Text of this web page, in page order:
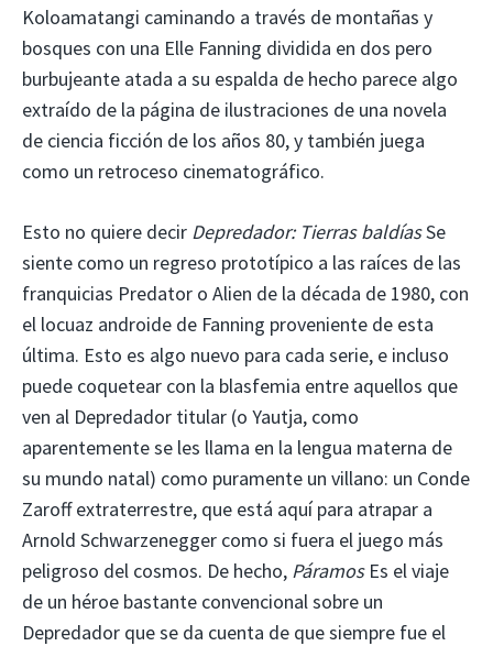
Koloamatangi caminando a través de montañas y
bosques con una Elle Fanning dividida en dos pero
burbujeante atada a su espalda de hecho parece algo
extraído de la página de ilustraciones de una novela
de ciencia ficción de los años 80, y también juega
como un retroceso cinematográfico.
Esto no quiere decir Depredador: Tierras baldíasSe
siente como un regreso prototípico a las raíces de las
franquicias Predator o Alien de la década de 1980, con
el locuaz androide de Fanning proveniente de esta
última. Esto es algo nuevo para cada serie, e incluso
puede coquetear con la blasfemia entre aquellos que
ven al Depredador titular (o Yautja, como
aparentemente se les llama en la lengua materna de
su mundo natal) como puramente un villano: un Conde
Zaroff extraterrestre, que está aquí para atrapar a
Arnold Schwarzenegger como si fuera el juego más
peligroso del cosmos. De hecho, PáramosEs el viaje
de un héroe bastante convencional sobre un
Depredador que se da cuenta de que siempre fue el